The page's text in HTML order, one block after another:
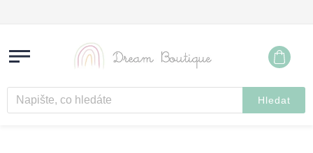
Hledat